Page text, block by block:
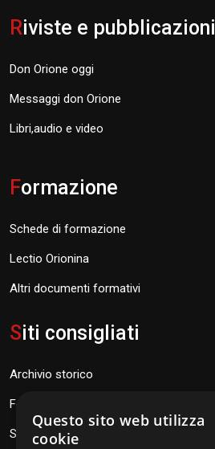
Riviste e pubblicazioni
Don Orione oggi
Messaggi don Orione
Libri,audio e video
Formazione
Schede di formazione
Lectio Orionina
Altri documenti formativi
Siti consigliati
Archivio storico
Fondazione Don Orione
SEV Orione 84
Questo sito web utilizza
cookie